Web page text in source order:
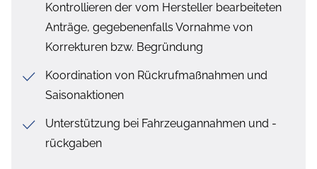
Kontrollieren der vom Hersteller bearbeiteten
Anträge, gegebenenfalls Vornahme von
Korrekturen bzw. Begründung
Koordination von Rückrufmaßnahmen und
Saisonaktionen
Unterstützung bei Fahrzeugannahmen und -
rückgaben